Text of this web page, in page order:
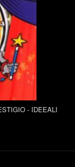
- IDEEALI